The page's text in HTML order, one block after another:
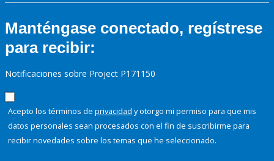
Manténgase conectado, regístrese
para recibir:
Notificaciones sobre Project P171150
Acepto los términos de privacidad y otorgo mi permiso para que mis
datos personales sean procesados con el fin de suscribirme para
recibir novedades sobre los temas que he seleccionado.